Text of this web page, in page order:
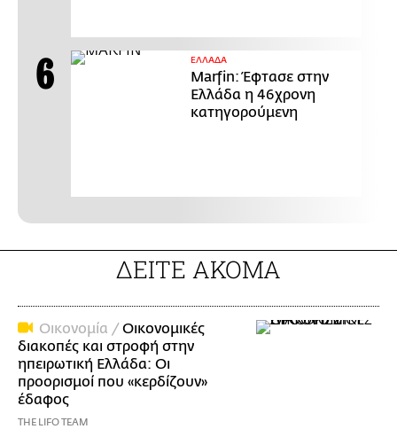
ΕΛΛΑΔΑ
Marfin: Έφτασε στην
Ελλάδα η 46χρονη
κατηγορούμενη
ΔΕΙΤΕ ΑΚΟΜΑ
Οικονομία /Οικονομικές
διακοπές και στροφή στην
ηπειρωτική Ελλάδα: Οι
προορισμοί που «κερδίζουν»
έδαφος
THE LIFO TEAM